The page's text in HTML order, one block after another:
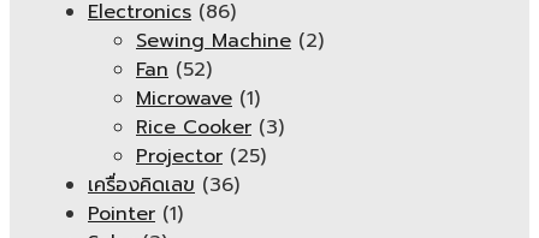
Electronics (86)
Sewing Machine (2)
Fan (52)
Microwave (1)
Rice Cooker (3)
Projector (25)
เครื่องคิดเลข (36)
Pointer (1)